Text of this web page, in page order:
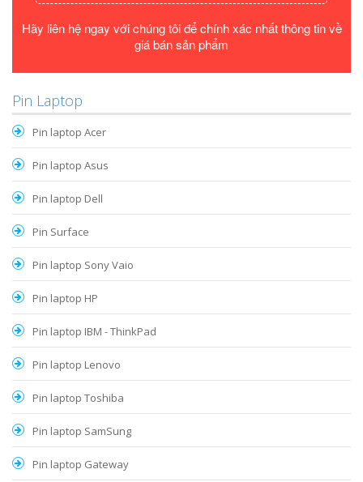
Hãy liên hệ ngay với chúng tôi để chính xác nhất thông tin về
giá bán sản phẩm
Pin Laptop
Pin laptop Acer
Pin laptop Asus
Pin laptop Dell
Pin Surface
Pin laptop Sony Vaio
Pin laptop HP
Pin laptop IBM - ThinkPad
Pin laptop Lenovo
Pin laptop Toshiba
Pin laptop SamSung
Pin laptop Gateway